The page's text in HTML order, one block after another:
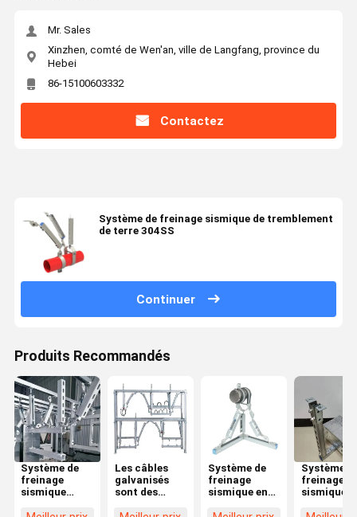
Mr. Sales
Xinzhen, comté de Wen'an, ville de Langfang, province du
Hebei
86-15100603332
Contactez
Système de freinage sismique de tremblement
de terre 304SS
Continuer
Produits Recommandés
Système de
freinage
sismique
Les câbles
galvanisés
sont des
Système de
freinage
sismique en
Système
freinage
sismique